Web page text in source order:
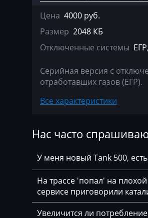
Bajaj
Basak
Bauer
BAW
Belgee
Bell
BobCat
Bomag
Brilliance
Цена 4000 руб.
Размер 2048 КБ
Отключенные системы
Серийная версия c
отработавших газов (ЕГР).
Все характеристики
Нас часто
У меня новый Tank 500,
На трассе 'попал' на
сервисе приговорили
Увеличится ли